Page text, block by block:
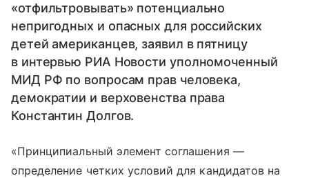
«отфильтровывать» потенциально
непригодных и опасных для российских
детей американцев, заявил в пятницу
в интервью РИА Новости уполномоченный
МИД РФ по вопросам прав человека,
демократии и верховенства права
Константин Долгов.
«Принципиальный элемент соглашения —
определение четких условий для кандидатов на